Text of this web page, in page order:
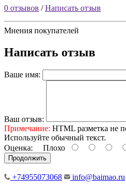
0 отзывов /Написать отзыв
Мнения покупателей
Написать отзыв
Ваше имя:
Ваш отзыв:
Примечание: HTML разметка не
Используйте обычный текст.
Оценка: Плохо
Продолжить
+74955073068
info@baimao.ru